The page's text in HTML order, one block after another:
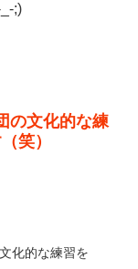
;)
の文化的な練
笑）
化的な練習を